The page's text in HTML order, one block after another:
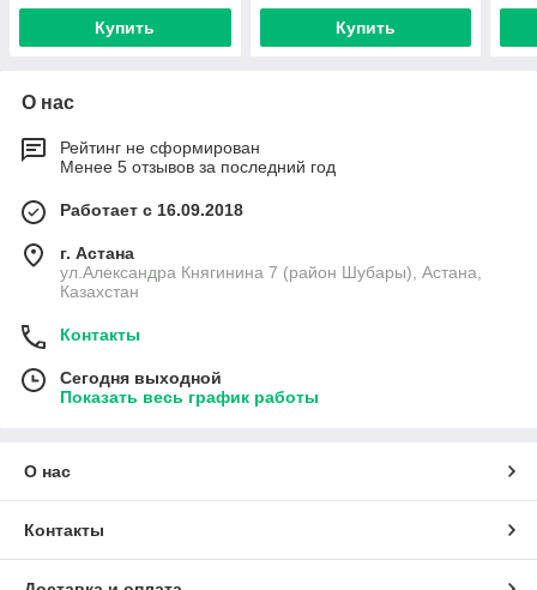
Купить Купить
О нас
Рейтинг не сформирован
Менее 5 отзывов за последний год
Работает с 16.09.2018
г. Астана
ул.Александра Княгинина 7 (район Шубары), Астана,
Казахстан
Контакты
Сегодня выходной
Показать весь график работы
О нас
Контакты